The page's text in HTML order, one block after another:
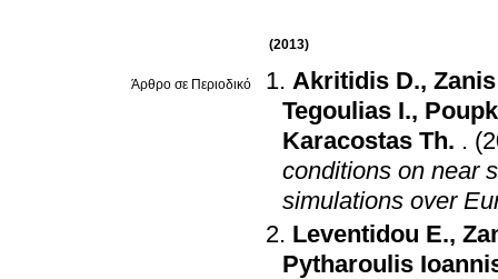
(2013)
Άρθρο σε Περιοδικό Akritidis D.,
Tegoulias I.,
Karacostas Th. .
conditions on near
simulations over
Leventidou E.,
Pytharoulis